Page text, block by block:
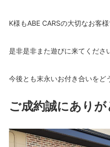
K様もABE CARSの大切なお客
是非是非また遊びに来てくださ
今後とも末永いお付き合いをど
ご成約誠にあり